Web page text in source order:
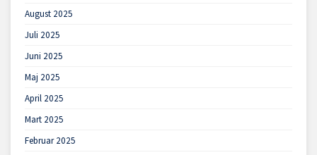
August 2025
Juli 2025
Juni 2025
Maj 2025
April 2025
Mart 2025
Februar 2025